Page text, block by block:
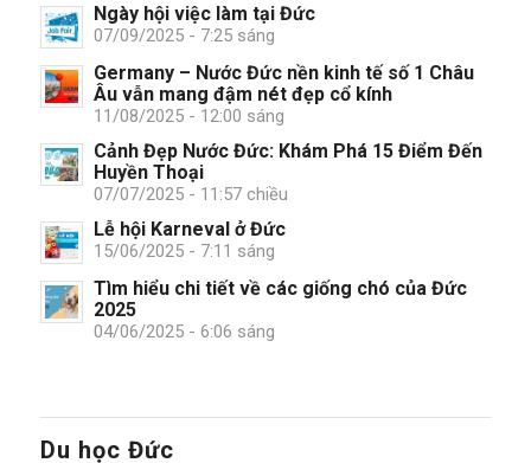
Ngày hội việc làm tại Đức
07/09/2025 - 7:25 sáng
Germany – Nước Đức nền kinh tế số 1 Châu
Âu vẫn mang đậm nét đẹp cổ kính
11/08/2025 - 12:00 sáng
Cảnh Đẹp Nước Đức: Khám Phá 15 Điểm Đến
Huyền Thoại
07/07/2025 - 11:57 chiều
Lễ hội Karneval ở Đức
15/06/2025 - 7:11 sáng
Tìm hiểu chi tiết về các giống chó của Đức
2025
04/06/2025 - 6:06 sáng
Du học Đức